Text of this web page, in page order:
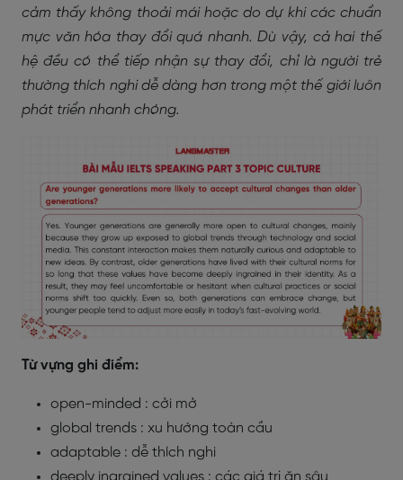
cảm thấy không thoải mái hoặc do dự khi các chuẩn
mực văn hóa thay đổi quá nhanh. Dù vậy, cả hai thế
hệ đều có thể tiếp nhận sự thay đổi, chỉ là người trẻ
thường thích nghi dễ dàng hơn trong một thế giới luôn
phát triển nhanh chóng.
Từ vựng ghi điểm:
open-minded : cởi mở
global trends : xu hướng toàn cầu
adaptable : dễ thích nghi
deeply ingrained values : các giá trị ăn sâu